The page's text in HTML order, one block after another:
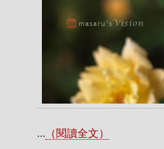
... （閱讀全文）